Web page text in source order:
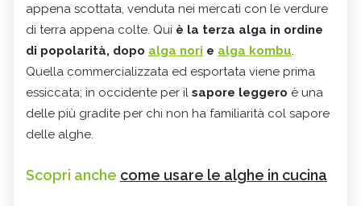
appena scottata, venduta nei mercati con le verdure
di terra appena colte. Qui è la terza alga in ordine
di popolarità, dopo alga nori e alga kombu.
Quella commercializzata ed esportata viene prima
essiccata; in occidente per il sapore leggero è una
delle più gradite per chi non ha familiarità col sapore
delle alghe.
Scopri anche come usare le alghe in cucina